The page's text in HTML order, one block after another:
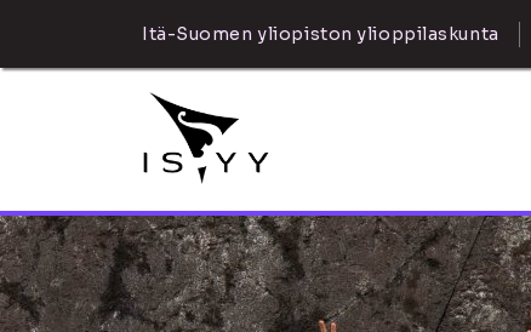
Itä-Suomen yliopiston ylioppilaskunta